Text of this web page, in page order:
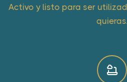
Activo y listo para ser
quieras.